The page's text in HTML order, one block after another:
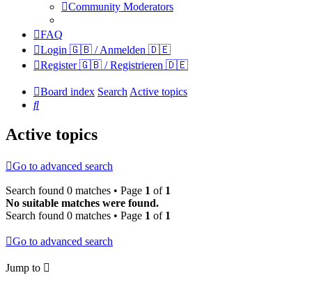
Community Moderators
FAQ
Login 🇬🇧 / Anmelden 🇩🇪
Register 🇬🇧 / Registrieren 🇩🇪
Board index SearchActive topics
Search
Active topics
Go to advanced search
Search found 0 matches • Page 1 of 1
No suitable matches were found.
Search found 0 matches • Page 1 of 1
Go to advanced search
Jump to